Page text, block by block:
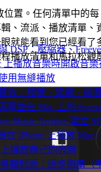
DSP：壓縮器、
上播放音樂時開啟音
用無縫播放
效：殘響、延遲、破
單並在 Mac 上的
Music Archive 建立
iPhone 上播放 Mac
上播放自己的音樂
輯封面：逐步指南（
位置。任何清單中的每
、流派、播放清單、
就能看到您已經看了
播放清單和馬拉松觀